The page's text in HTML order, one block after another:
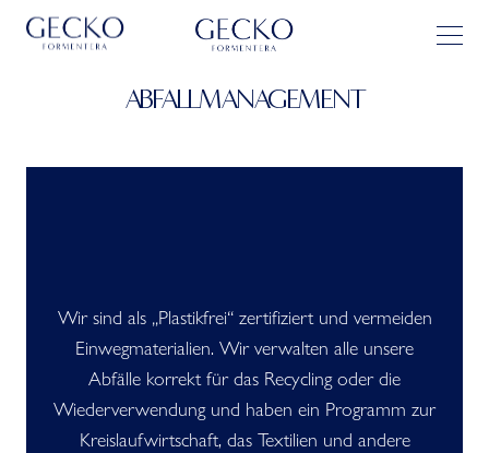
ABFALLMANAGEMENT
Wir sind als „Plastikfrei“ zertifiziert und vermeiden
Einwegmaterialien. Wir verwalten alle unsere
Abfälle korrekt für das Recycling oder die
Wiederverwendung und haben ein Programm zur
Kreislaufwirtschaft, das Textilien und andere